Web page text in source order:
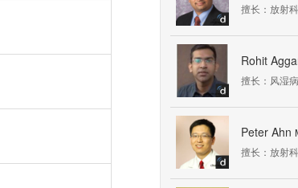
擅长：放射科
Rohit
擅长：风湿病
Peter Ahn
擅长：放射科